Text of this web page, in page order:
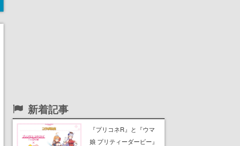
新着記事
『プリコネR』と『ウマ
娘 プリティーダービー』